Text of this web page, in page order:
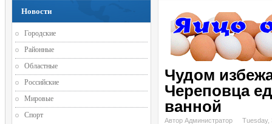
Чудом
Череповца
ванной
Автор Администратор Tuesday,
Новости
Городские
Районные
Областные
Российские
Мировые
Спорт